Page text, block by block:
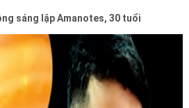
sáng lập Amanotes, 30 tuổi